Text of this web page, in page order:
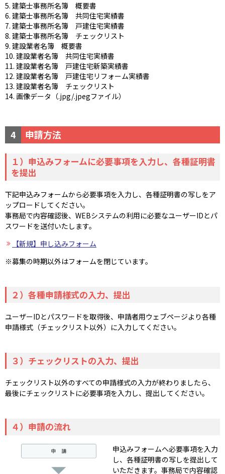
5. 建築士事務所名簿 概要書
6. 建築士事務所名簿 共同住宅実績書
7. 建築士事務所名簿 戸建住宅実績書
8. 建築士事務所名簿 チェックリスト
9. 建設業者名簿 概要書
10. 建設業者名簿 共同住宅実績書
11. 建設業者名簿 戸建住宅新築実績書
12. 建設業者名簿 戸建住宅リフォーム実績書
13. 建設業者名簿 チェックリスト
14. 画像データ（.jpg/.jpegファイル）
4 申請方法
１）申込みフォームに必要事項を入力し、各種証明書
を提出
下記申込みフォームから必要事項を入力し、各種証明書の写しをア
ップロードしてください。
事務局で内容確認後、WEBシステムの利用に必要なユーザーIDとパ
スワードを送付いたします。
【新規】申し込みフォーム
※募集の時期以外はフォームを閉じています。
２）各種申請様式の入力、提出
ユーザーIDとパスワードを取得後、申請者用ウェブページより各種
申請様式（チェックリスト以外）に入力してください。
３）チェックリストの入力、提出
チェックリスト以外のすべての申請様式の入力が終わりましたら、
最後にチェックリストに必要事項を入力し、提出してください。
４）申請の流れ
申込みフォームへ必要事項を入力
し、各種証明書の写しを提出して
いただきます。事務局で内容確認